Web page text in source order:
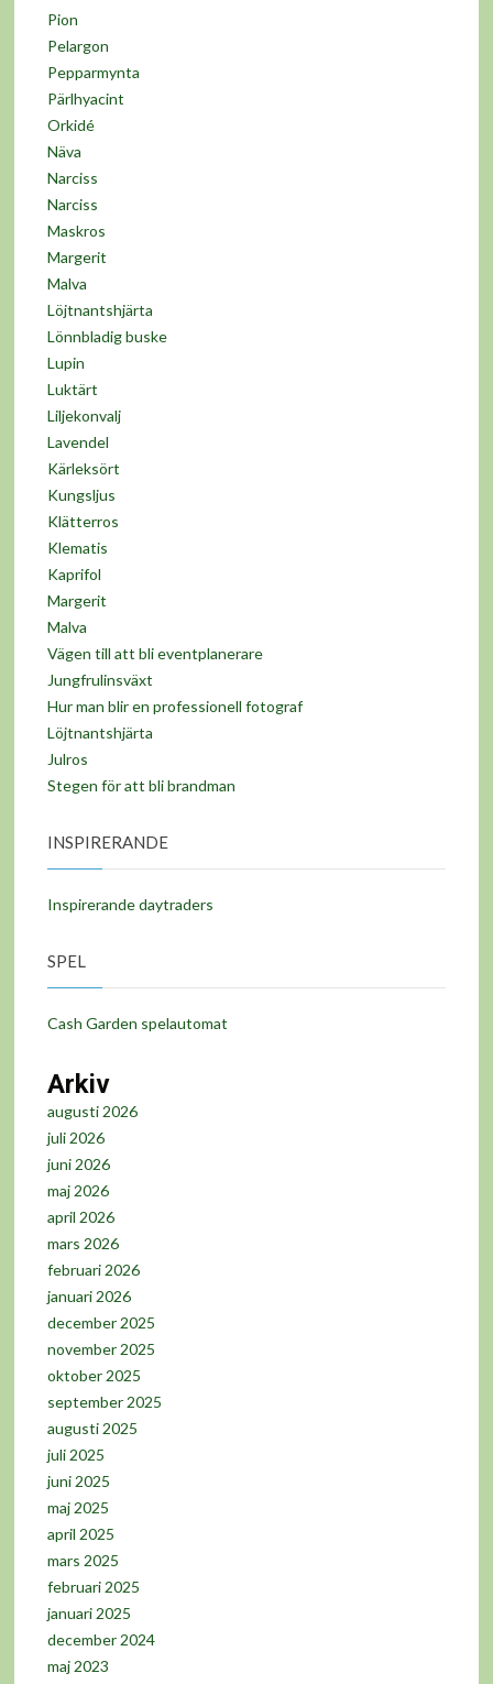
Pion
Pelargon
Pepparmynta
Pärlhyacint
Orkidé
Näva
Narciss
Narciss
Maskros
Margerit
Malva
Löjtnantshjärta
Lönnbladig buske
Lupin
Luktärt
Liljekonvalj
Lavendel
Kärleksört
Kungsljus
Klätterros
Klematis
Kaprifol
Margerit
Malva
Vägen till att bli eventplanerare
Jungfrulinsväxt
Hur man blir en professionell fotograf
Löjtnantshjärta
Julros
Stegen för att bli brandman
INSPIRERANDE
Inspirerande daytraders
SPEL
Cash Garden spelautomat
Arkiv
augusti 2026
juli 2026
juni 2026
maj 2026
april 2026
mars 2026
februari 2026
januari 2026
december 2025
november 2025
oktober 2025
september 2025
augusti 2025
juli 2025
juni 2025
maj 2025
april 2025
mars 2025
februari 2025
januari 2025
december 2024
maj 2023